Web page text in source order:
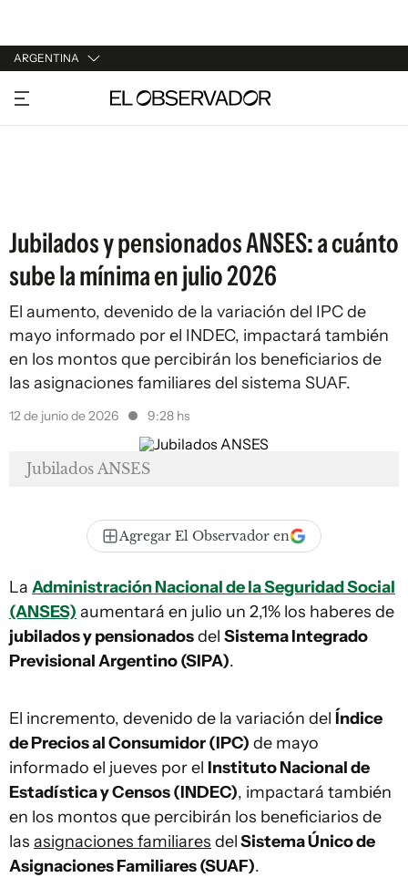
ARGENTINA
URUGUAY
ARGENTINA
Jubilados y pensionados ANSES: a cuánto
sube la mínima en julio 2026
El aumento, devenido de la variación del IPC de
mayo informado por el INDEC, impactará también
en los montos que percibirán los beneficiarios de
las asignaciones familiares del sistema SUAF.
12 de junio de 2026 9:28 hs
Jubilados ANSES
Agregar El Observador en
La Administración Nacional de la Seguridad Social
(ANSES) aumentará en julio un 2,1% los haberes de
jubilados y pensionadosdel Sistema Integrado
Previsional Argentino (SIPA).
El incremento, devenido de la variación del Índice
de Precios al Consumidor (IPC) de mayo
informado el jueves por el Instituto Nacional de
Estadística y Censos (INDEC), impactará también
en los montos que percibirán los beneficiarios de
las asignaciones familiares delSistema Único de
Asignaciones Familiares (SUAF).